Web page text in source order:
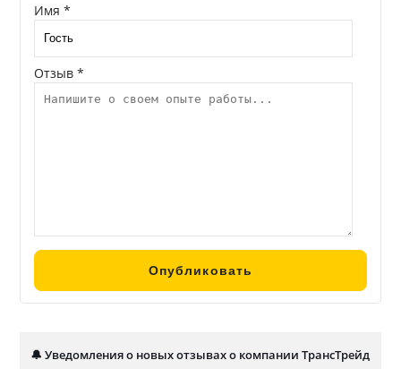
Имя *
Отзыв *
🔔 Уведомления о новых отзывах о компании ТрансТрейд